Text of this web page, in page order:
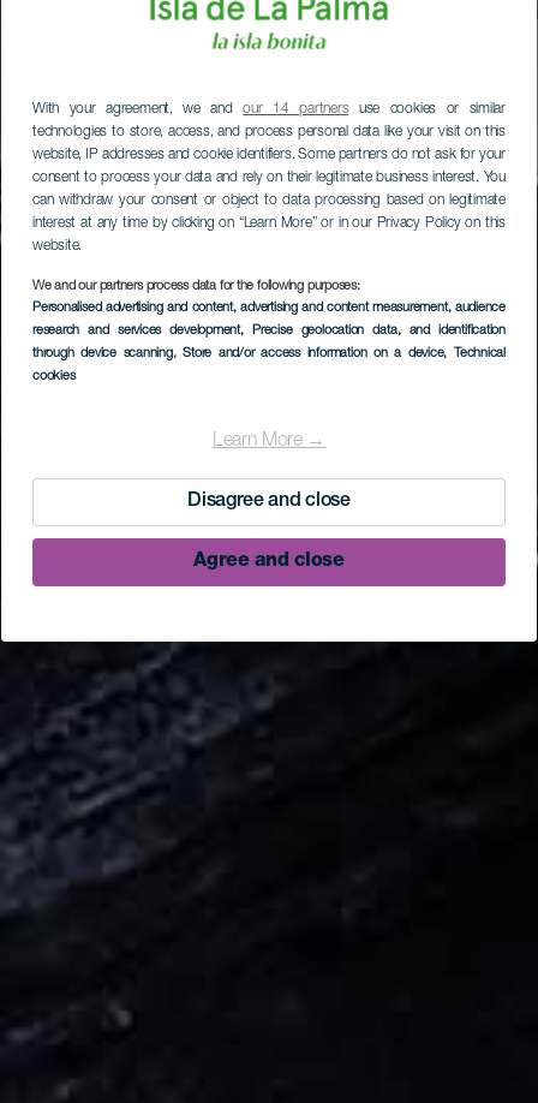
With your agreement, we andour 14 partnersuse cookies or similar
technologies to store, access, and process personal data like your visit on this
website, IP addresses and cookie identifiers. Some partners do not ask for your
consent to process your data and rely on their legitimate business interest. You
can withdraw your consent or object to data processing based on legitimate
interest at any time by clicking on “Learn More” or in our Privacy Policy on this
website.
We and our partners process data for the following purposes:
Personalised advertising and content, advertising and content measurement, audience
research and services development, Precise geolocation data, and identification
through device scanning, Store and/or access information on a device, Technical
cookies
Learn More →
Disagree and close
Agree and close